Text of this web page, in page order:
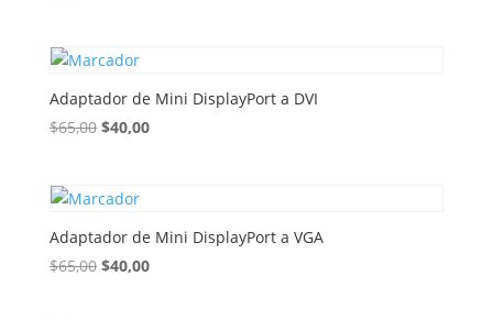
Adaptador de Mini DisplayPort a DVI
$65,00 El
era:
$65,00.
$40,00El
$40,00.
Adaptador de Mini DisplayPort a VGA
$65,00 El
$40,00El